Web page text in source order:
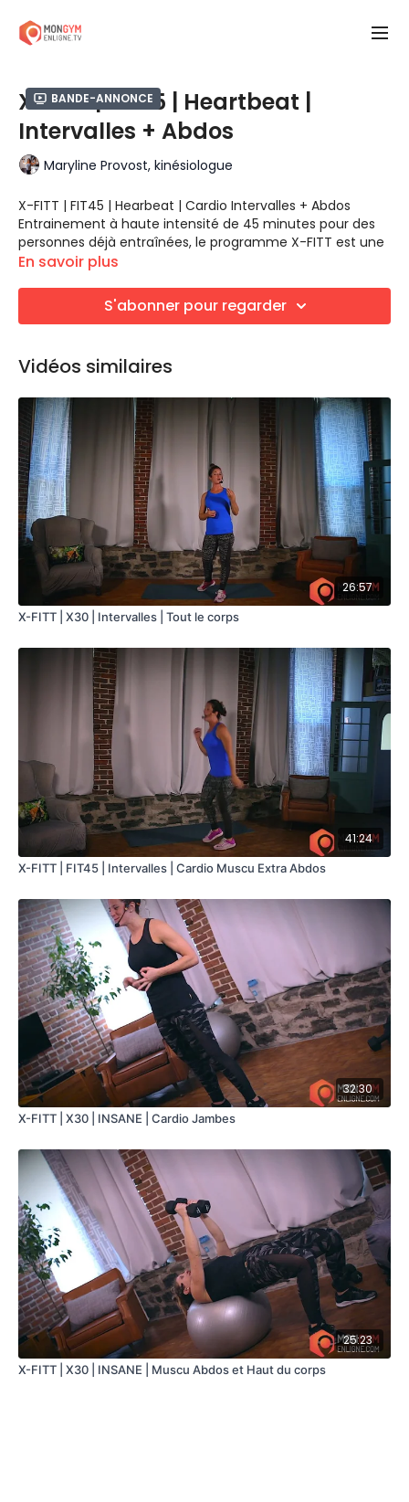
Bande-annonce
X-FITT | FIT45 | Heartbeat |
Intervalles + Abdos
Maryline Provost, kinésiologue
X-FITT | FIT45 | Hearbeat | Cardio Intervalles + Abdos
Entrainement à haute intensité de 45 minutes pour des
personnes déjà entraînées, le programme X-FITT est une
combinaison d'exercices cardiovasculaires et musculaires
ainsi que votre force musculaire. Vitesse, puissance,
cardio par intervalles)
Ski avec développé devant
Chassé latéral Burpees
Coude genoux croisé
Muscu abdo (5 minutes)
3 exercices en circuit - 10 répétitions x 3 séries
V-Sit modifié
Variation du grimpeur genou sur le côté
Ciseau
Cardio Intervalles 2(3 exercices 40:20 x 3 = 9 minutes
cardio par intervalles)
Jumping Jack en x
Saut de haie (vitesse)
Box jump - jogging sur place
ÉQUIPEMENTS REQUIS
Bloc ou banc
Haltères (facultatives)
Tapis de sol
En savoir plus
S'abonner pour regarder
Vidéos similaires
26:57
X-FITT | X30 | Intervalles | Tout le corps
41:24
X-FITT | FIT45 | Intervalles | Cardio Muscu Extra Abdos
32:30
X-FITT | X30 | INSANE | Cardio Jambes
25:23
X-FITT | X30 | INSANE | Muscu Abdos et Haut du corps